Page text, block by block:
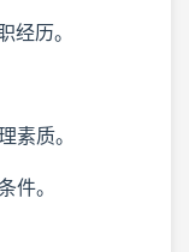
经历。
素质。
件。